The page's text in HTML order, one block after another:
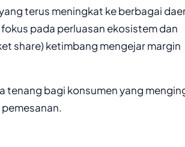
terus meningkat ke berbagai
pada perluasan ekosistem dan
share) ketimbang mengejar margin
tenang bagi konsumen yang